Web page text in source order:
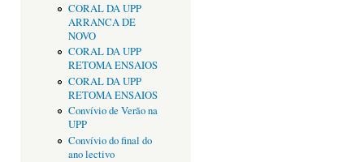
CORAL DA UPP
ARRANCA DE
NOVO
CORAL DA UPP
RETOMA ENSAIOS
CORAL DA UPP
RETOMA ENSAIOS
Convívio de Verão na
UPP
Convívio do final do
ano lectivo